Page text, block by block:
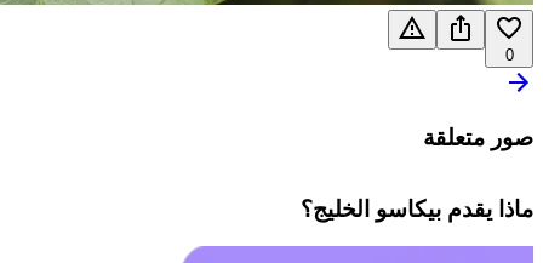
0
صور متعلقة
ماذا يقدم بيكاسو الخليج؟